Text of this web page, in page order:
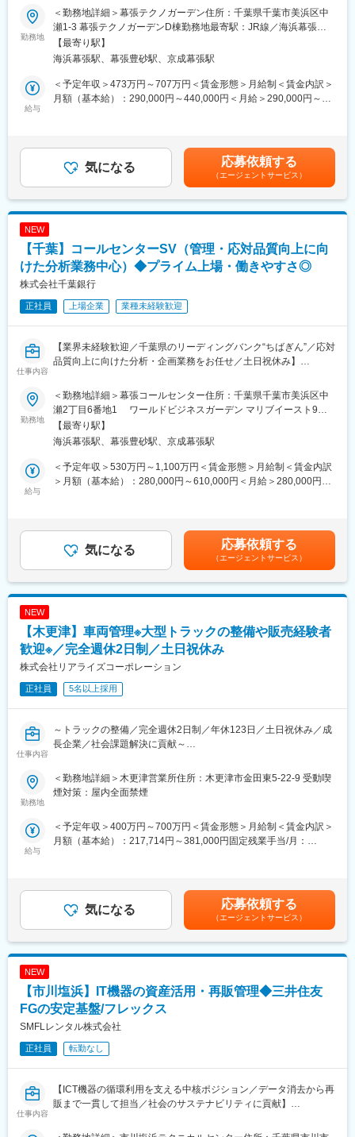
など、全国トップクラスの規模と収益を誇る地方銀行です。
・証券・リース・IT・投資事業などを営む15のグループ会社と連
携し、お客さまのあらゆる課題を解決しています。
変更の範囲：（変更の範囲）その他当行が指示する業務
ます。
・現場の声を活かしたサービス改善やDX推進にも携われます。
・将来的にはセンター運営や企画職など多様なキャリアパスが描
けます。
・年間休日125日、福利厚生も充実しており、ワークライフバラ
ンスを重視したい方にも最適な環境です。
■業務概要
業務全般をご担当いただきます。お客さま対応や事務処理、審査
関連業務、融資実行手続き、業務改善活動まで幅広く携わり、無
担保ローン事業の成長を支える中核メンバーとして活躍いただき
込手続き案内、各種問い合わせ対応等）
・お客さま満足度向上を目的とした対応品質改善活動
・カードローン、フリーローン、目的別ローンの申込受付や事務
処理
・必要書類の確認、不備解消、契約書類作成・発送
ング
・KPI管理、生産性向上施策の推進
ス改善
・DX推進や関係部署との業務効率化施策の立案・実行
■組織構成
コールセンター13名、カードローン8名、証書ローン20名、オペ
レーション・総務11名のチーム体制です。
・現場で得られるお客さまの声を活かし、商品・サービス・業務
改善に携わることができます
リア形成が可能です
お客さま対応から融資実行まで一連の業務経験を積み、専門性を
高められます。現場で得たお客さまの声をもとに、商品・サービ
ス・業務改善にも直接関われます。
■就業環境
年間休日125日、連続休日や各種育児・介護支援制度が充実。柔
変更の範囲：会社の定める業務
勤務地
＜勤務地詳細＞幕張テクノガーデン住所：千葉県千葉市美浜区中
瀬1-3 幕張テクノガーデンD棟勤務地最寄駅：JR線／海浜幕張駅
受動喫煙対策：屋内全面禁煙変更の範囲：会社の定める事業所
【最寄り駅】
海浜幕張駅、幕張豊砂駅、京成幕張駅
給与
＜予定年収＞473万円～707万円＜賃金形態＞月給制＜賃金内訳＞
月額（基本給）：290,000円～440,000円＜月給＞290,000円～
があります。月給(月額)は固定手当を含めた表記です。
気になる 応募依頼する
（エージェントサービス）
NEW
【千葉】コールセンターSV（管理・応対品質向上に向
けた分析業務中心）◆プライム上場・働きやすさ◎
株式会社千葉銀行
正社員 上場企業 業種未経験歓迎
仕事内容
【業界未経験歓迎／千葉県のリーディングバンク“ちばぎん”／応対
品質向上に向けた分析・企画業務をお任せ／土日祝休み】
コールセンターの品質向上・ワンストップ体制の確立を目指し、
コール・チャット内容の分析、企画業務をお任せします。
ちばぎんアプリ・インターネットバンキングに関するお問い合わ
せを中心に対応を進めておりますが、センター内で完結できず、
他部署にパスをしているものが4割ほどございます。
この改善に向け、今回採用する方には現在蓄積しているコール・
チャット内容の分析・また改善に向けた企画業務をお任せしたい
と考えております。
・コールセンター管理（オペレーター、銀行事務、検印・管理業
務など）
・コール・チャット内容の分析・また改善に向けた企画業務
■キャリアパス：
まずはコールセンターの SV としてご活躍いただきます。
その後、ご志向次第ですが、コールセンター内の運営にとどまら
ず、関連部署と連携しマーケティング分析など営業戦略拠点へ転
■組織構成
G（計92名）、リモートコンタクトG（計100名）の3チームに分
かれております。今回配属となるリモートコンタクトG内のカス
うち4名がSV、2名が有人チャットのオペレーターとして活躍して
おります。
・非対面チャネルを通じて、お客さまにさまざまなサービス、情
報を直接提供できる
・マネジメント力、分析力を活用できる。
・インバウンドコールだけでなくアウトバウンドコールを通じ困
りごとの解決に寄与できる。
・残業平均時間：１日１時間～１時間半程度（所定労働7時間40
分）
・リモートワーク可否：基本出社になりますが、家庭の状況に応
じては部分的にご相談は可能
勤務地
＜勤務地詳細＞幕張コールセンター住所：千葉県千葉市美浜区中
瀬2丁目6番地1 ワールドビジネスガーデン マリブイースト9階
勤務地最寄駅：京葉線／海浜幕張駅受動喫煙対策：屋内全面禁煙
変更の範囲：上記参照
【最寄り駅】
海浜幕張駅、幕張豊砂駅、京成幕張駅
給与
＜予定年収＞530万円～1,100万円＜賃金形態＞月給制＜賃金内訳
＞月額（基本給）：280,000円～610,000円＜月給＞280,000円～
す。月給(月額)は固定手当を含めた表記です。
気になる 応募依頼する
（エージェントサービス）
NEW
【木更津】車両管理※大型トラックの整備や販売経験者
歓迎※／完全週休2日制／土日祝休み
株式会社リアライズコーポレーション
正社員 5名以上採用
仕事内容
～トラックの整備／完全週休2日制／年休123日／土日祝休み／成
長企業／社会課題解決に貢献～
■業務内容：
営業所（※）にてトラック・トレーラー（以下、車両）の入出庫時
のチェックや清掃、整備等を行っていただきます。
し、次のお客様にお貸し出しするための拠点)
等を行っています。
また、車検や修理が必要な車両についてはディーラーに依頼をし
ており、その対応も営業所で行います。
[具体的な業務]
・当営業所に保管されているトラック等の配置換えや清掃/整備
・トラック等の在庫管理
・トラック等の整備における期日管理
・車庫証明の取得
・倉庫内管理/清掃
・オークションへの出品車両の選定/相場価格の把握/入札 等
■教育制度及び資格補助
入社研修後は本社研修に加え、先輩がOJT方式でしっかりと指導
勤務地
＜勤務地詳細＞木更津営業所住所：木更津市金田東5-22-9 受動喫
煙対策：屋内全面禁煙
給与
＜予定年収＞400万円～700万円＜賃金形態＞月給制＜賃金内訳＞
月額（基本給）：217,714円～381,000円固定残業手当/月：
賞与込みイメージで記載（賞与実績:年2回）※現収考慮かつ、スキ
ルとの相関性も考慮し、記載年収より上下する可能性もあります
賃金はあくまでも目安の金額であり、選考を通じて上下する可能
性があります。月給(月額)は固定手当を含めた表記です。
気になる 応募依頼する
（エージェントサービス）
NEW
【市川塩浜】IT機器の資産活用・再販管理◆三井住友
FGの安定基盤/フレックス
SMFLレンタル株式会社
正社員 転勤なし
仕事内容
【ICT機器の循環利用を支える中核ポジション／データ消去から再
販まで一貫して担当／社会のサステナビリティに貢献】
レンタル終了後の資産活用・再流通業務を担当いただきます。